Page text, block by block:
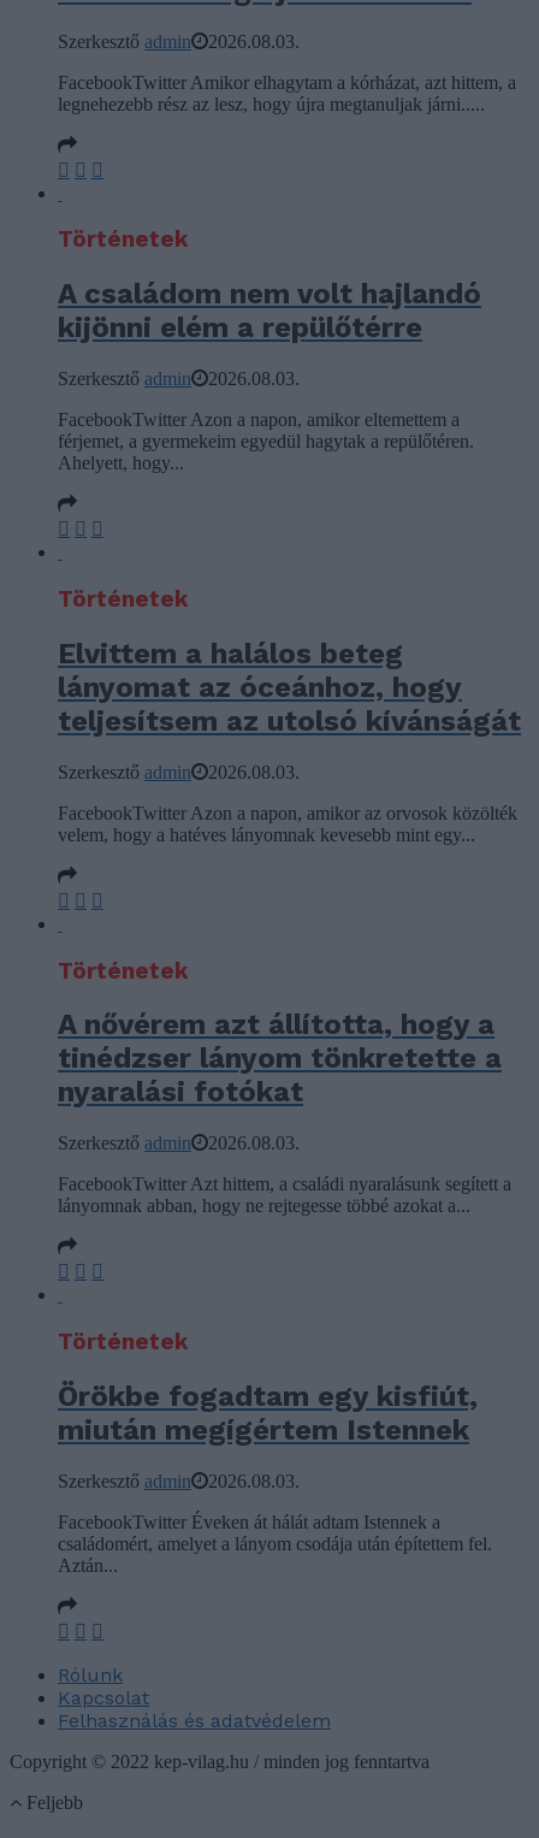
Szerkesztő admin
2026.08.03.
FacebookTwitter Amikor elhagytam a kórházat, azt hittem, a
legnehezebb rész az lesz, hogy újra megtanuljak járni.....
Történetek
A családom nem volt hajlandó
kijönni elém a repülőtérre
Szerkesztő admin
2026.08.03.
FacebookTwitter Azon a napon, amikor eltemettem a
férjemet, a gyermekeim egyedül hagytak a repülőtéren.
Ahelyett, hogy...
Történetek
Elvittem a halálos beteg
lányomat az óceánhoz, hogy
teljesítsem az utolsó kívánságát
Szerkesztő admin
2026.08.03.
FacebookTwitter Azon a napon, amikor az orvosok közölték
velem, hogy a hatéves lányomnak kevesebb mint egy...
Történetek
A nővérem azt állította, hogy a
tinédzser lányom tönkretette a
nyaralási fotókat
Szerkesztő admin
2026.08.03.
FacebookTwitter Azt hittem, a családi nyaralásunk segített a
lányomnak abban, hogy ne rejtegesse többé azokat a...
Történetek
Örökbe fogadtam egy kisfiút,
miután megígértem Istennek
Szerkesztő admin
2026.08.03.
FacebookTwitter Éveken át hálát adtam Istennek a
családomért, amelyet a lányom csodája után építettem fel.
Aztán...
Rólunk
Kapcsolat
Felhasználás és adatvédelem
Copyright © 2022 kep-vilag.hu / minden jog fenntartva
Feljebb